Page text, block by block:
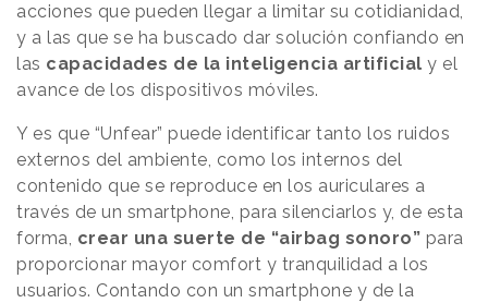
acciones que pueden llegar a limitar su cotidianidad,
y a las que se ha buscado dar solución confiando en
las capacidades de la inteligencia artificial y el
avance de los dispositivos móviles.
Y es que “Unfear” puede identificar tanto los ruidos
externos del ambiente, como los internos del
contenido que se reproduce en los auriculares a
través de un smartphone, para silenciarlos y, de esta
forma, crear una suerte de “airbag sonoro” para
proporcionar mayor comfort y tranquilidad a los
usuarios. Contando con un smartphone y de la